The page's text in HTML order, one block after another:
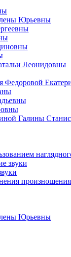
Юрьевны
Леонидовны
Федоровой
Галины
звуки
Юрьевны